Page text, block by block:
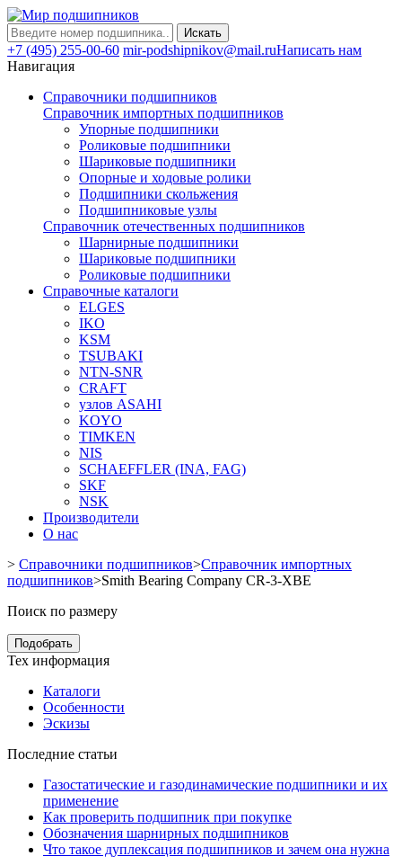
Искать
+7 (495) 255-00-60 mir-podshipnikov@mail.ruНаписать нам
Навигация
Справочники подшипников
Справочник импортных подшипников
Упорные подшипники
Роликовые подшипники
Шариковые подшипники
Опорные и ходовые ролики
Подшипники скольжения
Подшипниковые узлы
Справочник отечественных подшипников
Шарнирные подшипники
Шариковые подшипники
Роликовые подшипники
Справочные каталоги
ELGES
IKO
KSM
TSUBAKI
NTN-SNR
CRAFT
узлов ASAHI
KOYO
TIMKEN
NIS
SCHAEFFLER (INA, FAG)
SKF
NSK
Производители
О нас
> Справочники подшипников>Справочник импортных
подшипников>Smith Bearing Company CR-3-XBE
Поиск по размеру
Подобрать
Тех информация
Каталоги
Особенности
Эскизы
Последние статьи
Газостатические и газодинамические подшипники и их
применение
Как проверить подшипник при покупке
Обозначения шарнирных подшипников
Что такое дуплексация подшипников и зачем она нужна